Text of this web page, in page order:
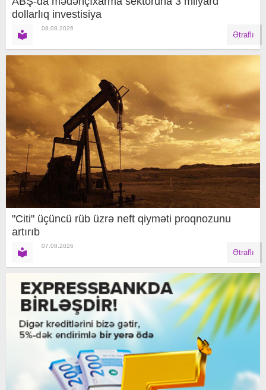
dollarlıq investisiya
08.08.2026
Ətraflı
"Citi" üçüncü rüb üzrə neft qiyməti proqnozunu
artırıb
07.08.2026
Ətraflı